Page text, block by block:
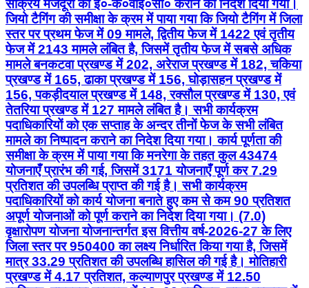
सक्रिय मजदूरों का ई०-के०वाई०सी० कराने का निदेश दिया गया।
जियो टैगिंग की समीक्षा के क्रम में पाया गया कि जियो टैगिंग में जिला
स्तर पर प्रथम फेज में 09 मामले, द्वितीय फेज में 1422 एवं तृतीय
फेज में 2143 मामले लंबित है, जिसमें तृतीय फेज में सबसे अधिक
मामले बनकटवा प्रखण्ड में 202, अरेराज प्रखण्ड में 182, चकिया
प्रखण्ड में 165, ढाका प्रखण्ड में 156, घोड़ासहन प्रखण्ड में
156, पकड़ीदयाल प्रखण्ड में 148, रक्सौल प्रखण्ड में 130, एवं
तेतरिया प्रखण्ड में 127 मामले लंबित है। सभी कार्यक्रम
पदाधिकारियों को एक सप्ताह के अन्दर तीनों फेज के सभी लंबित
मामले का निष्पादन कराने का निदेश दिया गया। कार्य पूर्णता की
समीक्षा के क्रम में पाया गया कि मनरेगा के तहत कुल 43474
योजनाएँ प्रारंभ की गई, जिसमें 3171 योजनाएँ पूर्ण कर 7.29
प्रतिशत की उपलब्धि प्राप्त की गई है। सभी कार्यक्रम
पदाधिकारियों को कार्य योजना बनाते हुए कम से कम 90 प्रतिशत
अपूर्ण योजनाओं को पूर्ण कराने का निदेश दिया गया। (7.0)
वृक्षारोपण योजना योजनान्तर्गत इस वित्तीय वर्ष-2026-27 के लिए
जिला स्तर पर 950400 का लक्ष्य निर्धारित किया गया है, जिसमें
मात्र 33.29 प्रतिशत की उपलब्धि हासिल की गई है। मोतिहारी
प्रखण्ड में 4.17 प्रतिशत, कल्याणपुर प्रखण्ड में 12.50